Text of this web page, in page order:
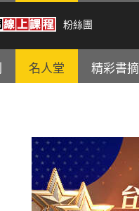
粉絲團
名人堂 精彩書摘